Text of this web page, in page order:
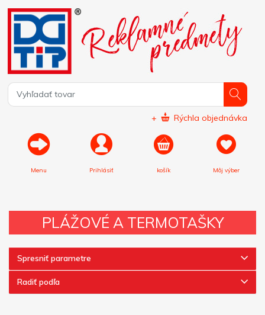
+ Rýchla objednávka
Menu Prihlásiť košík Môj výber
PLÁŽOVÉ A TERMOTAŠKY
Spresniť parametre
Radiť podľa